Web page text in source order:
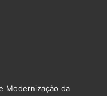
Modernização da